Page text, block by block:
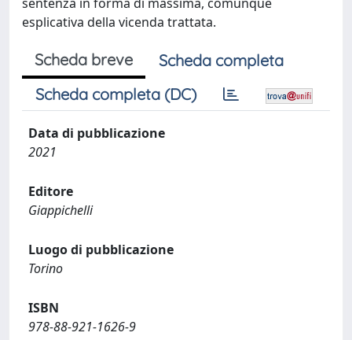
esplicativa della vicenda trattata.
Scheda breve
Scheda completa
Scheda completa (DC)
Data di pubblicazione
2021
Editore
Giappichelli
Luogo di pubblicazione
Torino
ISBN
978-88-921-1626-9